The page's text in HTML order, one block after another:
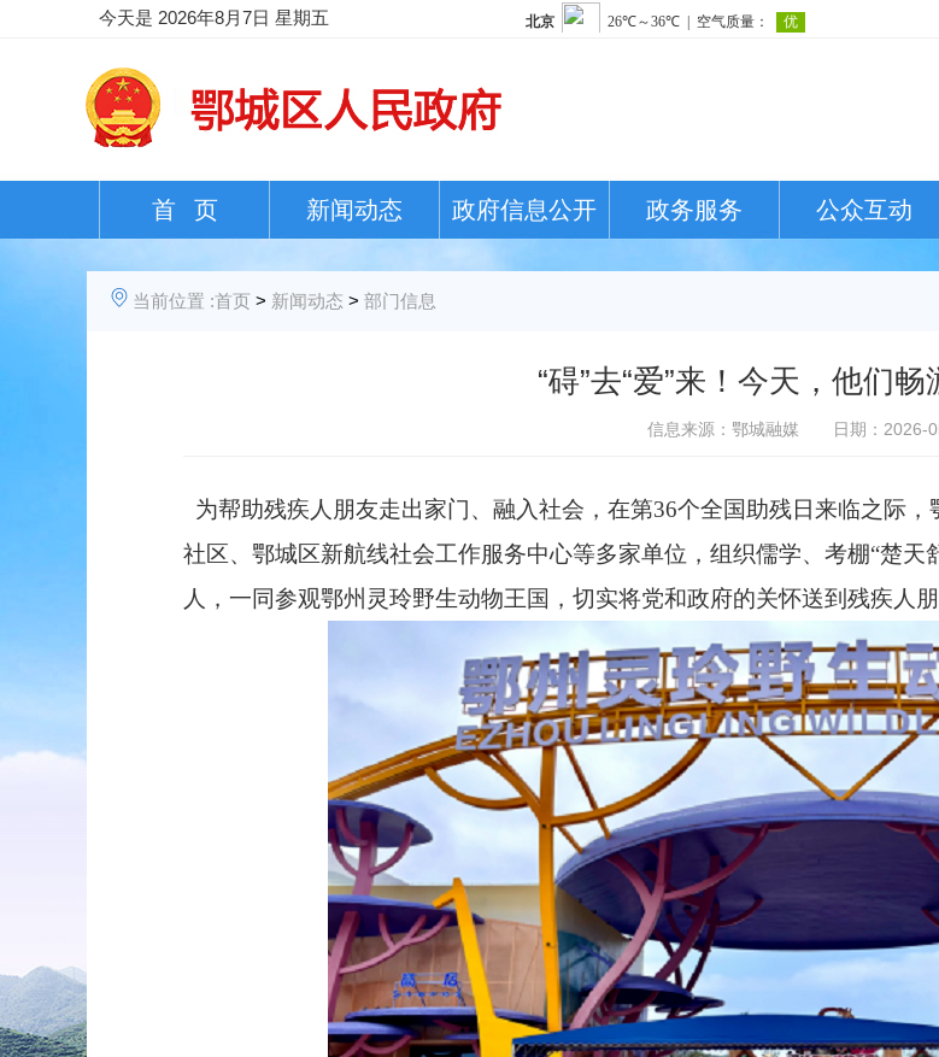
今天是 2026年8月7日 星期五
首 页 新闻动态 政府信息公开 政务服务 公众互动
当前位置 :首页 > 新闻动态 > 部门信息
“碍”去“爱”来！今天，他们
信息来源：鄂城融媒 日期：2026-
为帮助残疾人朋友走出家门、融入社会，在第36个全国助残日来临之际
社区、鄂城区新航线社会工作服务中心等多家单位，组织儒学、考棚“楚
人， 一同参观鄂州灵玲野生动物王国，切实将党和政府的关怀送到残疾人朋